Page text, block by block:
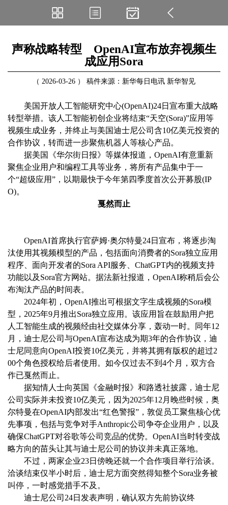
声称战略转型 OpenAI宣布放弃视频生
成应用Sora
（ 2026-03-26 ） 稿件来源：新华每日电讯 新华智见
美国开放人工智能研究中心(OpenAI)24日宣布重大战略
转型举措。该人工智能初创企业将结束“天空(Sora)”应用等
视频生成业务，并终止与美国迪士尼公司含10亿美元投资的
合作协议，转而进一步聚焦机器人等核心产品。
据美国《华尔街日报》等媒体报道，OpenAI有意重新
聚焦企业用户和编程工具等业务，将所有产品集中于一
个“超级应用”，以期最快于今年第四季度首次公开募股(IP
O)。
戛然而止
OpenAI首席执行官萨姆·奥尔特曼24日宣布，将逐步淘
汰使用其视频模型的产品，包括面向消费者的Sora独立应用
程序、面向开发者的Sora API服务、ChatGPT内的视频支持
功能以及Sora官方网站。据法新社报道，OpenAI称稍后会公
布淘汰产品的时间表。
2024年初，OpenAI推出可根据文字生成视频的Sora模
型，2025年9月推出Sora独立应用。该应用旨在鼓励用户把
人工智能生成的视频经由社交媒体分享，轰动一时。同年12
月，迪士尼公司与OpenAI宣布达成为期3年的合作协议，迪
士尼同意向OpenAI投资10亿美元，并将其拥有版权的超过2
00个角色授权给后者使用。如今仅过去不到4个月，双方合
作已戛然而止。
据知情人士向英国《金融时报》和路透社披露，迪士尼
公司实际并未投资10亿美元，因为2025年12月晚些时候，奥
尔特曼在OpenAI内部发出“红色警报”，敦促员工聚焦核心优
先事项，包括与竞争对手Anthropic公司争夺企业用户，以及
确保ChatGPT对谷歌等公司竞品的优势。OpenAI当时转变战
略方向的苗头让其与迪士尼公司的协议并未真正落地。
不过，两家企业23日傍晚还就一个合作项目举行洽谈。
洽谈结束仅半小时后，迪士尼方面突然得知整个Sora业务被
叫停，一时感觉措手不及。
迪士尼公司24日发表声明，确认双方先前协议终